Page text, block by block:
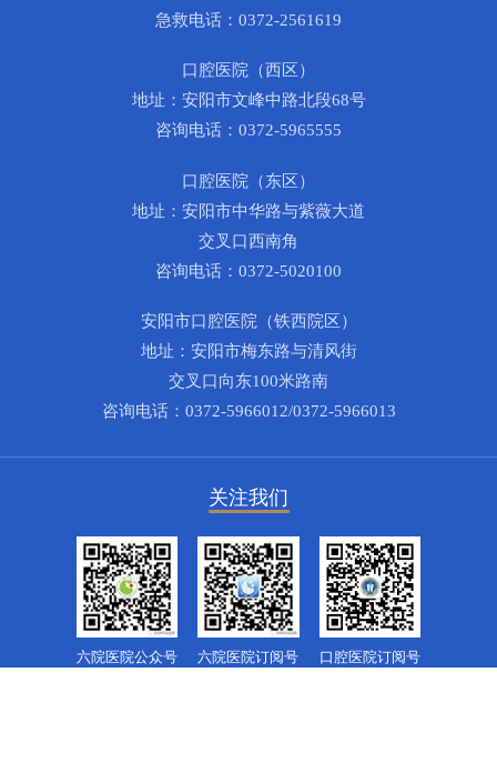
急救电话：0372-2561619
口腔医院（西区）
地址：安阳市文峰中路北段68号
咨询电话：0372-5965555
口腔医院（东区）
地址：安阳市中华路与紫薇大道
交叉口西南角
咨询电话：0372-5020100
安阳市口腔医院（铁西院区）
地址：安阳市梅东路与清风街
交叉口向东100米路南
咨询电话：0372-5966012/0372-5966013
关注我们
六院医院公众号 六院医院订阅号 口腔医院订阅号